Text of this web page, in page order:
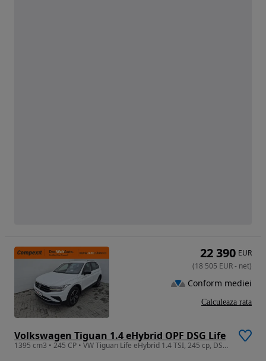
Volkswagen Tiguan 1.4 eHybrid OPF DSG Life
1395 cm3 • 245 CP • VW Tiguan Life eHybrid 1.4 TSI, 245 cp, DSG, PHEV
22 390 EUR
(18 505 EUR- net)
Conform mediei
Calculeaza rata